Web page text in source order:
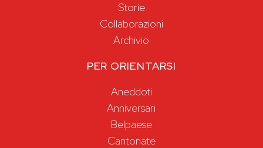
Storie
Collaborazioni
Archivio
PER ORIENTARSI
Aneddoti
Anniversari
Belpaese
Cantonate